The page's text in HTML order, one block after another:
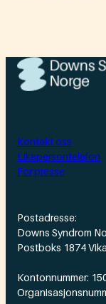
Kontakt oss
Likepersontelefon
For presse
Postadresse:
Downs Syndrom
Postboks 1874
Kontonnummer: